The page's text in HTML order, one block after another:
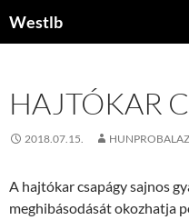
Westlb
HAJTÓKAR
2018.07.15.
A hajtókar csapágy sajnos
meghibásodását okozhatja